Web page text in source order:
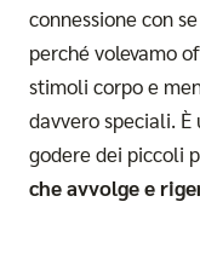
connessione con
perché volevamo
stimoli corpo e
davvero speciali. È
godere dei piccoli
che avvolge e